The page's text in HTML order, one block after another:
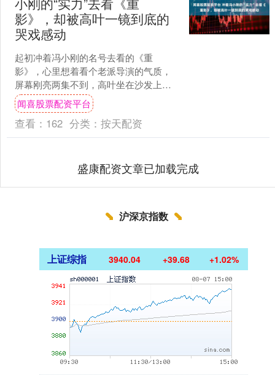
影》，却被高叶一镜到底的
哭戏感动
起初冲着冯小刚的名号去看的《重
影》，心里想着看个老派导演的气质，
屏幕刚亮两集不到，高叶坐在沙发上不
动弹，镜头一直贴着她的脸，泪滑着下
巴，呼吸发紧，肩一抽一抽。 ....
闻喜股票配资平台
查看： 162 分类： 按天配资
盛康配资文章已加载完成
沪深京指数
上证综指 3940.04 +39.68 +1.02%